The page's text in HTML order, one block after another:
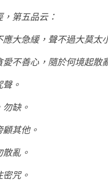
，第五品云：
應大急緩，聲不過大莫太
愛不善心，隨於何境起散
。
勿缺。
顧其他。
散亂。
密咒。